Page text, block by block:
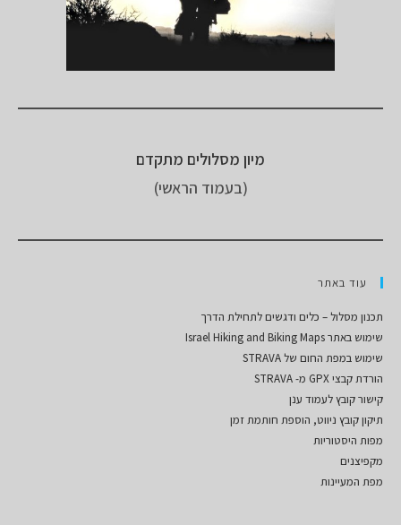
מיון מסלולים מתקדם
(בעמוד הראשי)
עוד באתר
תכנון מסלול – כלים ודגשים לתחילת הדרך
שימוש באתר Israel Hiking and Biking Maps
שימוש במפת החום של STRAVA
הורדת קבצי GPX מ- STRAVA
קישור קובץ לעמוד ענן
תיקון קובץ ניווט, הוספת חותמת זמן
מפות היסטוריות
מקפיצנים
מפת המעיינות